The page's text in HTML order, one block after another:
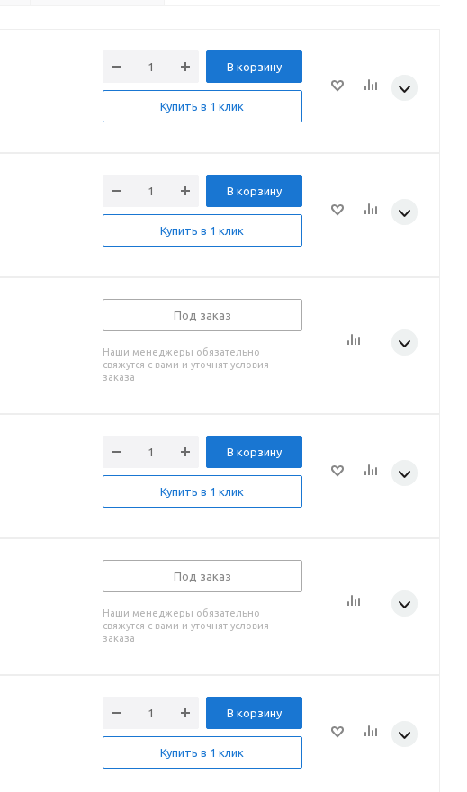
В корзину
Купить в 1 клик
В корзину
Купить в 1 клик
Под заказ
Наши менеджеры обязательно
свяжутся с вами и уточнят условия
заказа
В корзину
Купить в 1 клик
Под заказ
Наши менеджеры обязательно
свяжутся с вами и уточнят условия
заказа
В корзину
Купить в 1 клик